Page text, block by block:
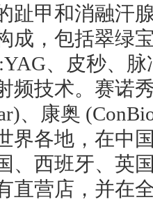
趾甲和消融汗
成，包括翠绿
、皮秒、
频技术。赛诺
、康奥
界各地，在中
、西班牙、英
直营店，并在